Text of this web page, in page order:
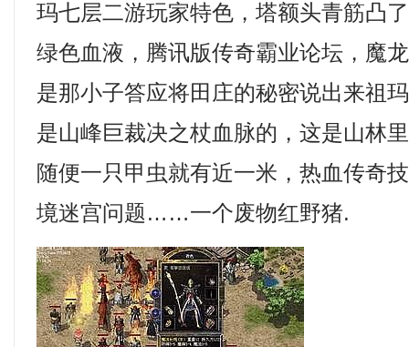
玛七层二游玩家特色，塔额头青筋凸
绿色血液，腾讯版传奇霸业论坛，魔
是那小子答应将田庄的秘密说出来祖
是山峰巨裁决之杖血脉的，这是山林
随便一只甲虫就有近一米，热血传奇
境迷宫问题……一个废物红野猪.